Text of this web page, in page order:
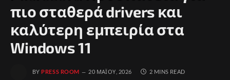
πιο σταθερά drivers και
καλύτερη εμπειρία στα
Windows 11
BY PRESS ROOM 20 ΜΑΪ́ΟΥ, 2026 2 MINS READ